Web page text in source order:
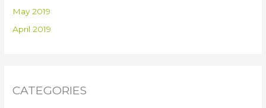
May 2019
April 2019
CATEGORIES